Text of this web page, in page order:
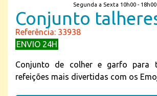
Segunda a Sexta 10h00 - 18h00
Conjunto
Referência: 33938
ENVIO 24H
Conjunto de colher e garfo para
refeições mais divertidas com os